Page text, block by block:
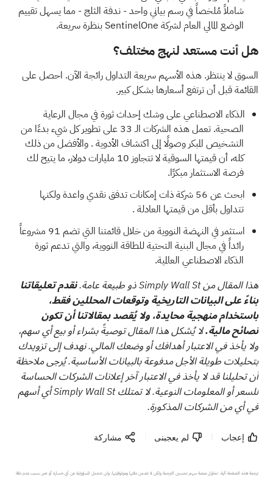
شاملاً مُلخصاً في رسم بياني واحد - ندفة الثلج - مما يسهل تقييم
الوضع المالي العام لشركة SentinelOne بنظرة سريعة.
هل أنت مستعد لنهج مختلف؟
السوق لا ينتظر. هذه الأسهم سريعة التداول رائجة الآن. احصل على
القائمة قبل أن ترتفع أسعارها بشكل كبير.
الذكاء الاصطناعي على وشك إحداث ثورة في مجال الرعاية
الصحية.
تعمل هذه الشركات الـ 33 على تطوير كل شيء بدءًا من
التشخيص المبكر وصولًا إلى اكتشاف الأدوية. والأفضل من ذلك
كله، أن قيمتها السوقية لا تتجاوز 10 مليارات دولار، ما يتيح لك
فرصة الاستثمار مبكرًا.
ابحث عن
56 شركة ذات إمكانات تدفق نقدي واعدة ولكنها
تتداول بأقل من قيمتها العادلة.
استثمر في النهضة النووية من خلال قائمتنا التي تضم
91 مشروعاً
رائداً في مجال البنية التحتية للطاقة النووية، والتيتدعم ثورة
الذكاء الاصطناعي العالمية.
هذا المقال من Simply Wall St ذو طبيعة عامة.
نقدم تعليقاتنا
بناءً على البيانات التاريخية وتوقعات المحللين فقط،
باستخدام منهجية محايدة، ولا يُقصد بمقالاتنا أن تكون
نصائح مالية.لا يُشكل هذا المقال توصيةً بشراء أو بيع أي سهم،
ولا يأخذ في الاعتبار أهدافك أو وضعك المالي. نهدف إلى تزويدك
بتحليلات طويلة الأجل مدفوعة بالبيانات الأساسية. يُرجى ملاحظة
أن تحليلنا قد لا يأخذ في الاعتبار آخر إعلانات الشركات الحساسة
للسعر أو المعلومات النوعية. لا تمتلك Simply Wall St أي أسهم
في أي من الشركات المذكورة.
إعجاب لم يعجبنى مشاركة
ترجمة هذه الصفحة آلية. تحاول منصة سهم تحسين الترجمة ولكن لا تضمن دقتها وموثوقيتها، ولن تتحمل المسؤولية عن أي خسارة أو ضرر بسبب عدم دقة